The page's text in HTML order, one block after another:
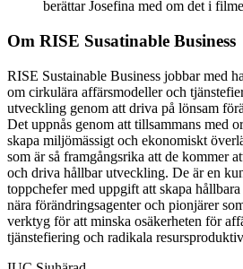
berättar Josefina med om det i
Om RISE Susatinable Business
RISE Sustainable Business jobbar med
om cirkulära affärsmodeller och
utveckling genom att driva på lönsam
Det uppnås genom att tillsammans med
skapa miljömässigt och ekonomiskt
som är så framgångsrika att de kommer
och driva hållbar utveckling. De är en
toppchefer med uppgift att skapa
nära förändringsagenter och pionjärer
verktyg för att minska osäkerheten för
tjänstefiering och radikala